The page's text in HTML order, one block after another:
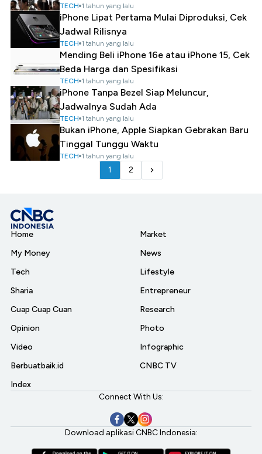
TECH 1 tahun yang lalu
iPhone Lipat Pertama Mulai Diproduksi, Cek
Jadwal Rilisnya
TECH 1 tahun yang lalu
Mending Beli iPhone 16e atau iPhone 15, Cek
Beda Harga dan Spesifikasi
TECH 1 tahun yang lalu
iPhone Tanpa Bezel Siap Meluncur,
Jadwalnya Sudah Ada
TECH 1 tahun yang lalu
Bukan iPhone, Apple Siapkan Gebrakan Baru
Tinggal Tunggu Waktu
TECH 1 tahun yang lalu
1 2
Home
My Money
Tech
Sharia
Cuap Cuap Cuan
Opinion
Video
Berbuatbaik.id
Index
Market
News
Lifestyle
Entrepreneur
Research
Photo
Infographic
CNBC TV
Connect With Us:
Download aplikasi CNBC Indonesia: